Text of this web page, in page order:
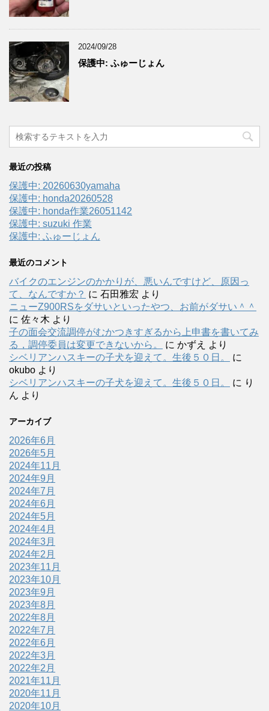
2024/09/28
保護中: ふゅーじょん
最近の投稿
保護中: 20260630yamaha
保護中: honda20260528
保護中: honda作業26051142
保護中: suzuki 作業
保護中: ふゅーじょん
最近のコメント
バイクのエンジンのかかりが、悪いんですけど、原因っ
て、なんですか？ に 石田雅宏 より
ニューZ900RSをダサいといったやつ、お前がダサい＾＾
に 佐々木 より
子の面会交流調停がむかつきすぎるから上申書を書いてみ
る，調停委員は変更できないから。
に かずえ
より
シベリアンハスキーの子犬を迎えて。生後５０日。
に
okubo より
シベリアンハスキーの子犬を迎えて。生後５０日。
に り
ん より
アーカイブ
2026年6月
2026年5月
2024年11月
2024年9月
2024年7月
2024年6月
2024年5月
2024年4月
2024年3月
2024年2月
2023年11月
2023年10月
2023年9月
2023年8月
2022年8月
2022年7月
2022年6月
2022年3月
2022年2月
2021年11月
2020年11月
2020年10月